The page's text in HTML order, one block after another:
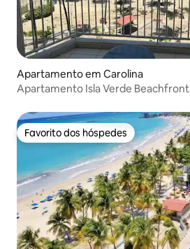
Apartamento em Carolina
Apartamento Isla Verde Beachfront
Favorito dos hóspedes
Favorito dos hóspedes